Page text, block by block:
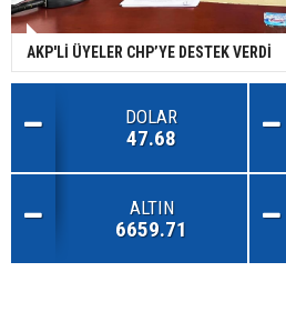
AKP'Lİ ÜYELER CHP’YE DESTEK VERDİ
DOLAR
47.68
ALTIN
6659.71